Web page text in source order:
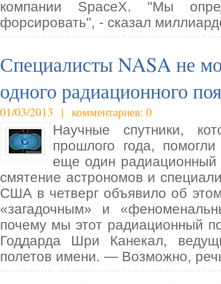
компании SpaceX. "Мы
форсировать", - сказал
Специалисты NASA не
одного радиационного
01/03/2013 | комментариев: 0
Научные спутники,
прошлого года,
еще один радиационный
смятение астрономов и
США в четверг объявило об
«загадочным» и
почему мы этот радиационный
Годдарда Шри Канекал,
полетов имени. — Возможно,